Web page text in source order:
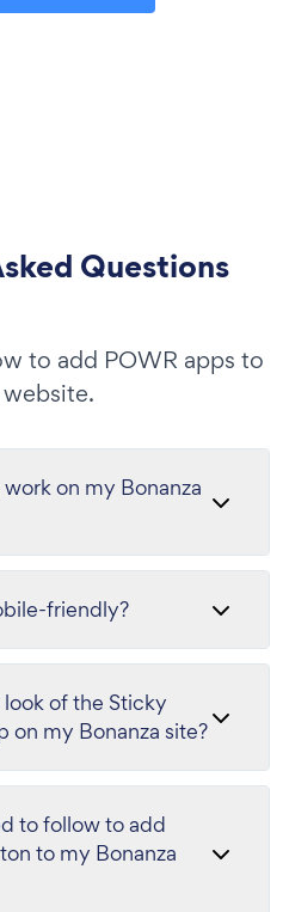
Questions
to add POWR apps to
on my Bonanza
friendly?
of the Sticky
on my Bonanza site?
to follow to add
to my Bonanza